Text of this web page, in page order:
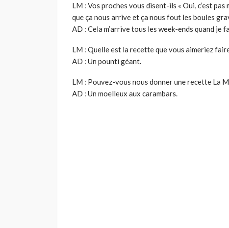
LM : Vos proches vous disent-ils « Oui, c’est
que ça nous arrive et ça nous fout les boules
AD : Cela m’arrive tous les week-ends quand je
LM : Quelle est la recette que vous aimeriez
AD : Un pounti géant.
LM : Pouvez-vous nous donner une recette La
AD : Un moelleux aux carambars.